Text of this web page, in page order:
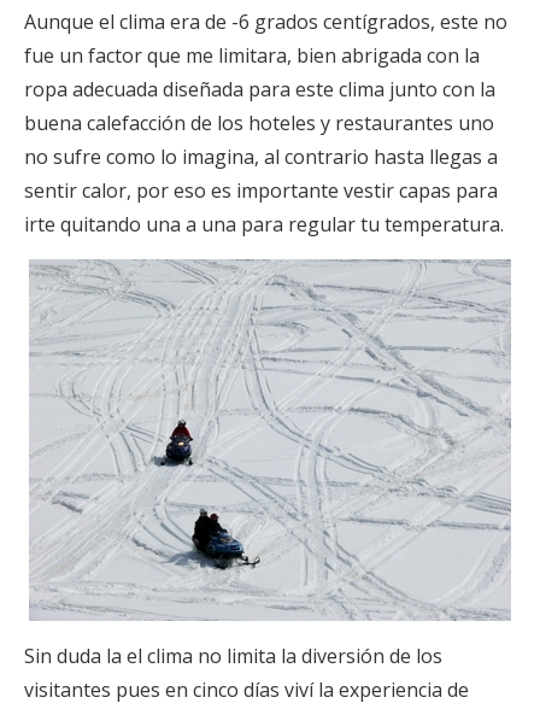
Aunque el clima era de -6 grados centígrados, este no
fue un factor que me limitara, bien abrigada con la
ropa adecuada diseñada para este clima junto con la
buena calefacción de los hoteles y restaurantes uno
no sufre como lo imagina, al contrario hasta llegas a
sentir calor, por eso es importante vestir capas para
irte quitando una a una para regular tu temperatura.
Sin duda la el clima no limita la diversión de los
visitantes pues en cinco días viví la experiencia de